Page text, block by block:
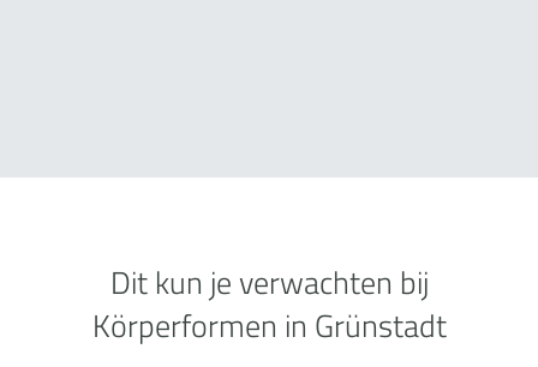
Dit kun je verwachten bij
Körperformen in Grünstadt